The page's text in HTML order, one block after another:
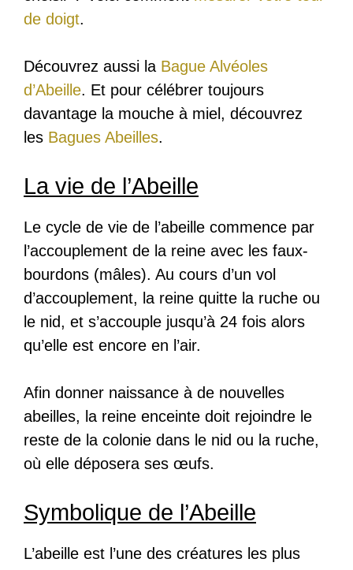
de doigt.
Découvrez aussi la Bague Alvéoles
d’Abeille. Et pour célébrer toujours
davantage la mouche à miel, découvrez
les Bagues Abeilles.
La vie de l’Abeille
Le cycle de vie de l’abeille commence par
l’accouplement de la reine avec les faux-
bourdons (mâles). Au cours d’un vol
d’accouplement, la reine quitte la ruche ou
le nid, et s’accouple jusqu’à 24 fois alors
qu’elle est encore en l’air.
Afin donner naissance à de nouvelles
abeilles, la reine enceinte doit rejoindre le
reste de la colonie dans le nid ou la ruche,
où elle déposera ses œufs.
Symbolique de l’Abeille
L’abeille est l’une des créatures les plus